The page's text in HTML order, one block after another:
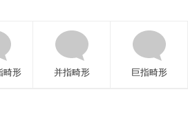
畸形 并指畸形 巨指畸形